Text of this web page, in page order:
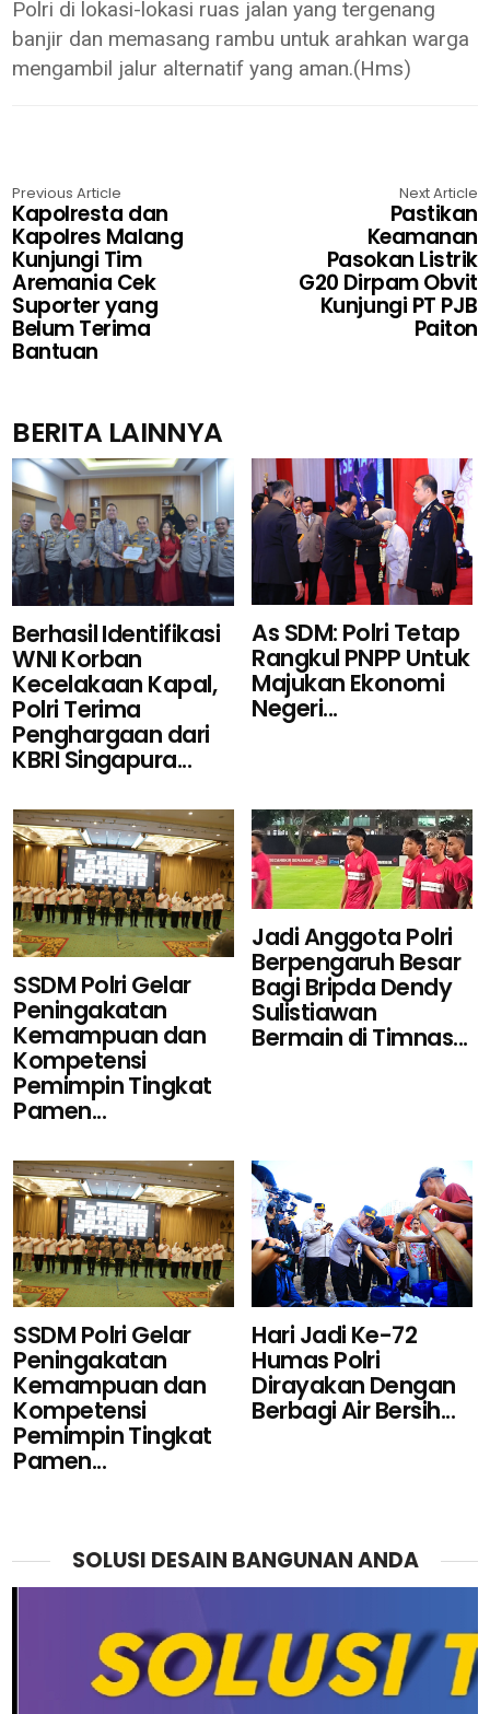
Polri di lokasi-lokasi ruas jalan yang tergenang
banjir dan memasang rambu untuk arahkan warga
mengambil jalur alternatif yang aman.(Hms)
Previous Article
Kapolresta dan
Kapolres Malang
Kunjungi Tim
Aremania Cek
Suporter yang
Belum Terima
Bantuan
Next Article
Pastikan
Keamanan
Pasokan Listrik
G20 Dirpam Obvit
Kunjungi PT PJB
Paiton
BERITA LAINNYA
Berhasil Identifikasi
WNI Korban
Kecelakaan Kapal,
Polri Terima
Penghargaan dari
KBRI Singapura...
As SDM: Polri Tetap
Rangkul PNPP Untuk
Majukan Ekonomi
Negeri...
SSDM Polri Gelar
Peningakatan
Kemampuan dan
Kompetensi
Pemimpin Tingkat
Pamen...
Jadi Anggota Polri
Berpengaruh Besar
Bagi Bripda Dendy
Sulistiawan
Bermain di Timnas...
SSDM Polri Gelar
Peningakatan
Kemampuan dan
Kompetensi
Pemimpin Tingkat
Pamen...
Hari Jadi Ke-72
Humas Polri
Dirayakan Dengan
Berbagi Air Bersih...
SOLUSI DESAIN BANGUNAN ANDA